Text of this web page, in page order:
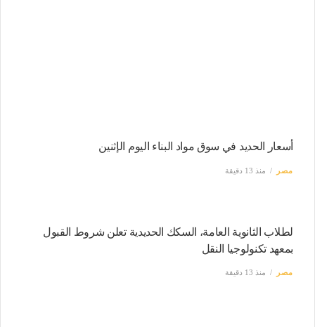
أسعار الحديد في سوق مواد البناء اليوم الإثنين
مصر منذ 13 دقيقة
لطلاب الثانوية العامة، السكك الحديدية تعلن شروط القبول
بمعهد تكنولوجيا النقل
مصر منذ 13 دقيقة